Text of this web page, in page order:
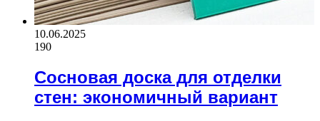
10.06.2025
190
Сосновая доска для отделки
стен: экономичный вариант